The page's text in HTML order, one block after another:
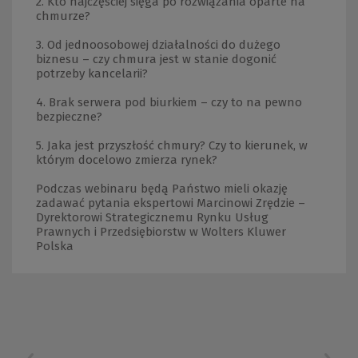
chmurze?
3. Od jednoosobowej działalności do dużego
biznesu – czy chmura jest w stanie dogonić
potrzeby kancelarii?
4. Brak serwera pod biurkiem – czy to na pewno
bezpieczne?
5. Jaka jest przyszłość chmury? Czy to kierunek, w
którym docelowo zmierza rynek?
Podczas webinaru będą Państwo mieli okazję
zadawać pytania ekspertowi Marcinowi Zrędzie –
Dyrektorowi Strategicznemu Rynku Usług
Prawnych i Przedsiębiorstw w Wolters Kluwer
Polska